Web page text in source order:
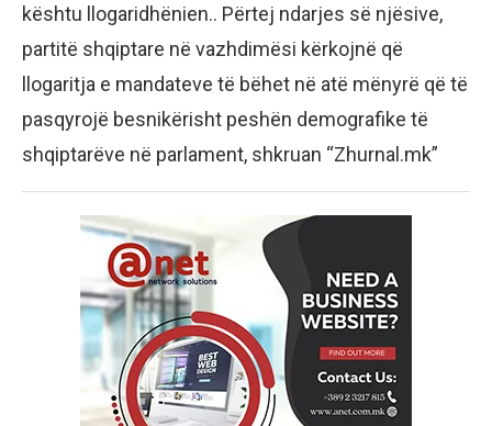
kështu llogaridhënien.. Përtej ndarjes së njësive,
partitë shqiptare në vazhdimësi kërkojnë që
llogaritja e mandateve të bëhet në atë mënyrë që të
pasqyrojë besnikërisht peshën demografike të
shqiptarëve në parlament, shkruan “Zhurnal.mk”